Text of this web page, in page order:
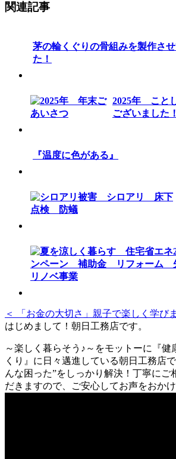
関連記事
茅の輪くぐりの骨組みを製作さ
た！
2025年 こと
ございました！
『温度に色がある』
＜ 「お金の大切さ」親子で楽しく学び
はじめまして！朝日工務店です。
～楽しく暮らそう♪～をモットーに『健
くり』に日々邁進している朝日工務店
んな困った”をしっかり解決！丁寧にご
だきますので、ご安心してお声をおかけ